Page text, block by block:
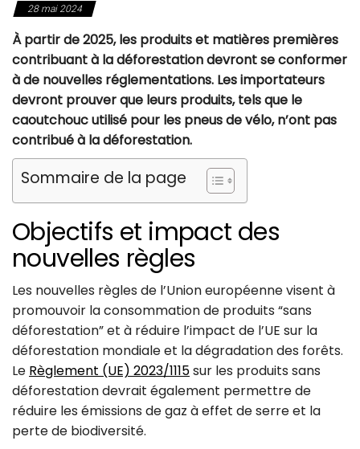
28 mai 2024
À partir de 2025, les produits et matières premières
contribuant à la déforestation devront se conformer
à de nouvelles réglementations. Les importateurs
devront prouver que leurs produits, tels que le
caoutchouc utilisé pour les pneus de vélo, n’ont pas
contribué à la déforestation.
Sommaire de la page
Objectifs et impact des
nouvelles règles
Les nouvelles règles de l’Union européenne visent à
promouvoir la consommation de produits “sans
déforestation” et à réduire l’impact de l’UE sur la
déforestation mondiale et la dégradation des forêts.
Le Règlement (UE) 2023/1115sur les produits sans
déforestation devrait également permettre de
réduire les émissions de gaz à effet de serre et la
perte de biodiversité.